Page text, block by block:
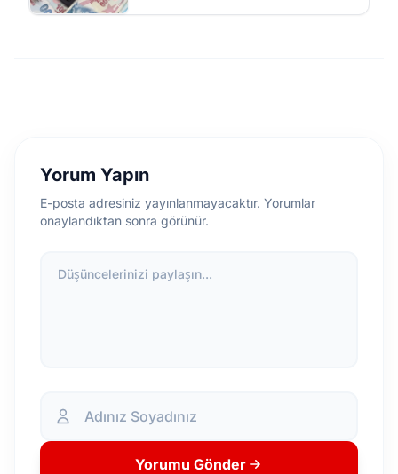
Yorum Yapın
E-posta adresiniz yayınlanmayacaktır. Yorumlar
onaylandıktan sonra görünür.
Düşüncelerinizi paylaşın...
Yorumu Gönder